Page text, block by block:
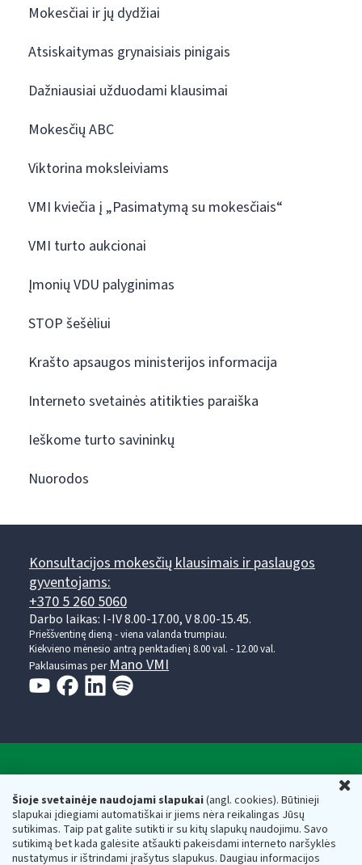
Šioje svetainėje naudojami slapukai(angl. cookies). Būtinieji
slapukai įdiegiami automatiškai ir jiems nėra reikalingas Jūsų
sutikimas. Taip pat galite sutikti ir su kitų slapukų naudojimu. Savo
sutikimą bet kada galėsite atšaukti pakeisdami interneto naršyklės
nustatymus ir ištrindami įrašytus slapukus. Daugiau informacijos
Mokesčiai ir jų dydžiai
Atsiskaitymas grynaisiais pinigais
Dažniausiai užduodami klausimai
Mokesčių ABC
Viktorina moksleiviams
VMI kviečia į „Pasimatymą su mokesčiais“
VMI turto aukcionai
Įmonių VDU palyginimas
STOP šešėliui
Krašto apsaugos ministerijos informacija
Interneto svetainės atitikties paraiška
Ieškome turto savininkų
Nuorodos
Konsultacijos mokesčių klausimais ir paslaugos
gyventojams:
+370 5 260 5060
Darbo laikas: I-IV 8.00-17.00, V 8.00-15.45.
Prieššventinę dieną - viena valanda trumpiau.
Kiekvieno mėnesio antrą penktadienį 8.00 val. - 12.00 val.
Paklausimas perMano VMI
Valstybinė mokesčių inspekcija prie Lietuvos
Respublikos finansų ministerijos
Biudžetinė įstaiga. Juridinio asmens kodas — 188659752,
adresas: Vasario 16-osios g. 14, 01107 Vilnius, Lietuva, el.paštas:
vmi@vmi.lt , E. pristatymo dėžutės adresas 188659752